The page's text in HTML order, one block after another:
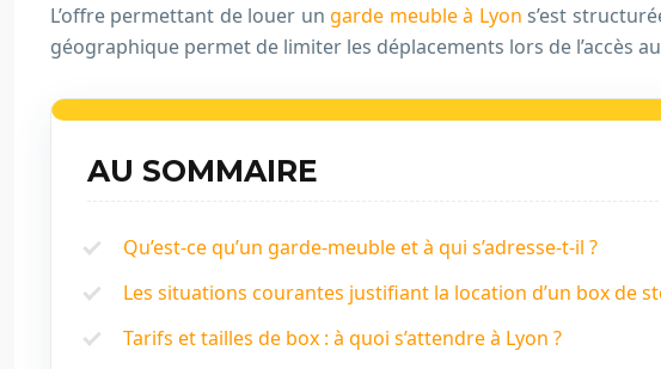
L’offre permettant de louer ungarde meuble à Lyon s’est
géographique permet de limiter les déplacements lors de l’accès
AU SOMMAIRE
Qu’est-ce qu’un garde-meuble et à qui s’adresse-t-il ?
Les situations courantes justifiant la location d’un box de
Tarifs et tailles de box : à quoi s’attendre à Lyon ?